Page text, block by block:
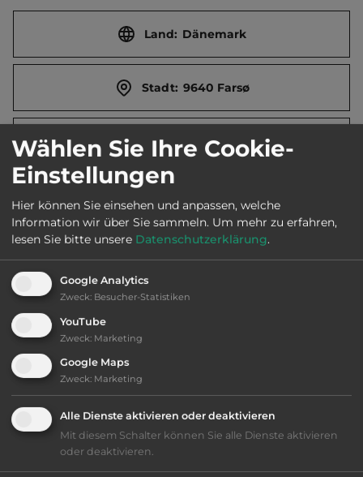
Musikveranstaltungen. Zimmervermietung.
Lagerfeuerstelle mit Blick auf das Meer. Schöne
Touristen-/Dauerstellplätze 110/100.
Land: Dänemark
Stadt: 9640 Farsø
Straße: Overgaden 24
Webseite: www.hvalpsundcamp.dk
Fläche: 52.000
Öffnungszeiten:
Telefon: 0045 98638123
Wählen Sie Ihre Cookie-
Einstellungen
Hier können Sie einsehen und anpassen, welche
Information wir über Sie sammeln. Um mehr zu erfahren,
lesen Sie bitte unsere Datenschutzerklärung.
Google Analytics
Zweck: Besucher-Statistiken
YouTube
Zweck: Marketing
Google Maps
Zweck: Marketing
Alle Dienste aktivieren oder deaktivieren
Mit diesem Schalter können Sie alle Dienste aktivieren
oder deaktivieren.